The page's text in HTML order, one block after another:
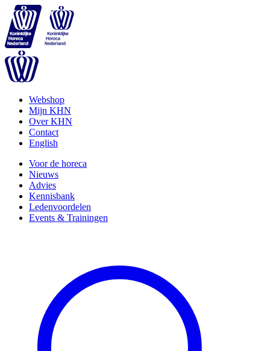
Webshop
Mijn KHN
Over KHN
Contact
English
Voor de horeca
Nieuws
Advies
Kennisbank
Ledenvoordelen
Events & Trainingen